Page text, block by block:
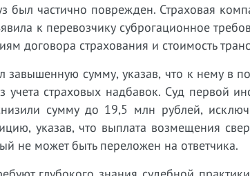
был частично поврежден. Страховая
к перевозчику суброгационное
договора страхования и стоимость
завышенную сумму, указав, что к нему в
учета страховых надбавок. Суд первой
сумму до 19,5 млн рублей,
указав, что выплата возмещения
не может быть переложен на ответчика.